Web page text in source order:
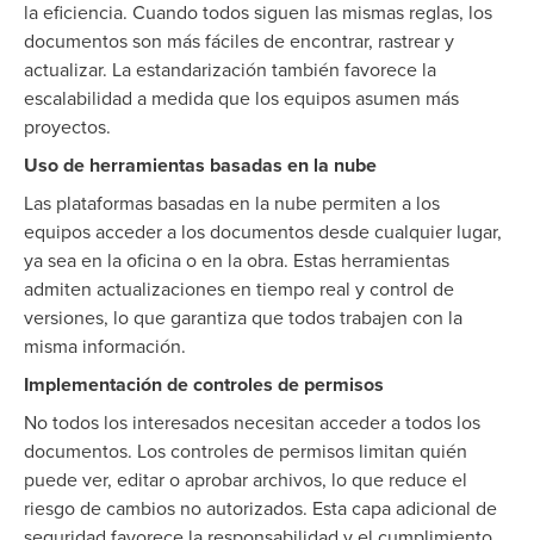
la eficiencia. Cuando todos siguen las mismas reglas, los
documentos son más fáciles de encontrar, rastrear y
actualizar. La estandarización también favorece la
escalabilidad a medida que los equipos asumen más
proyectos.
Uso de herramientas basadas en la nube
Las plataformas basadas en la nube permiten a los
equipos acceder a los documentos desde cualquier lugar,
ya sea en la oficina o en la obra. Estas herramientas
admiten actualizaciones en tiempo real y control de
versiones, lo que garantiza que todos trabajen con la
misma información.
Implementación de controles de permisos
No todos los interesados necesitan acceder a todos los
documentos. Los controles de permisos limitan quién
puede ver, editar o aprobar archivos, lo que reduce el
riesgo de cambios no autorizados. Esta capa adicional de